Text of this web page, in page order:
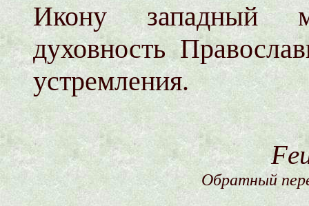
Икону западный
духовность
устремления.
Обратный